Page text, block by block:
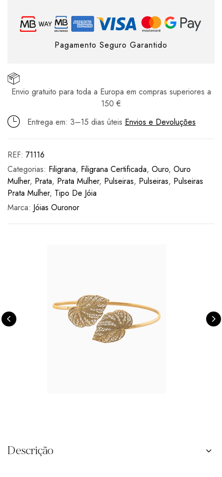
Pagamento Seguro Garantido
Envio gratuito para toda a Europa em compras superiores a
150 €
Entrega em: 3–15 dias úteis Envios e Devoluções
REF: 71116
Categorias: Filigrana, Filigrana Certificada, Ouro, Ouro
Mulher, Prata, Prata Mulher, Pulseiras, Pulseiras, Pulseiras
Prata Mulher, Tipo De Jóia
Marca: Jóias Ouronor
Descrição